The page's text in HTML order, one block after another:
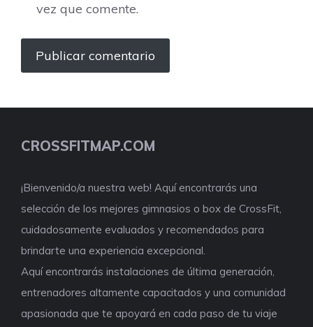
vez que comente.
CROSSFITMAP.COM
¡Bienvenido/a nuestra web! Aquí encontrarás una
selección de los mejores gimnasios o box de CrossFit,
cuidadosamente evaluados y recomendados para
brindarte una experiencia excepcional.
Aquí encontrarás instalaciones de última generación,
entrenadores altamente capacitados y una comunidad
apasionada que te apoyará en cada paso de tu viaje